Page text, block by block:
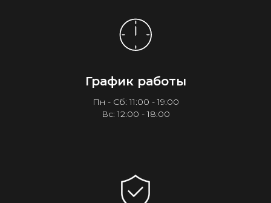
График работы
Пн - Сб: 11:00 - 19:00
Вс: 12:00 - 18:00